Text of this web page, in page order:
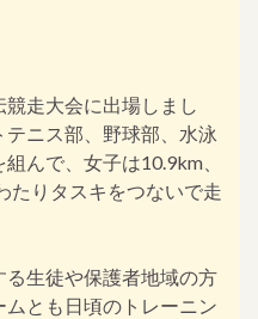
走大会に出場しまし
ニス部、野球部、水泳
んで、女子は10.9km、
たりタスキをつないで走
生徒や保護者地域の方
とも日頃のトレーニン